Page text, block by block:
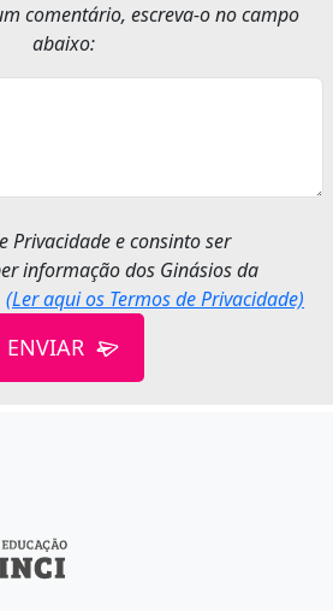
comentário, escreva-o no campo
abaixo:
Privacidade e consinto ser
informação dos Ginásios da
(Ler aqui os Termos de Privacidade)
ENVIAR